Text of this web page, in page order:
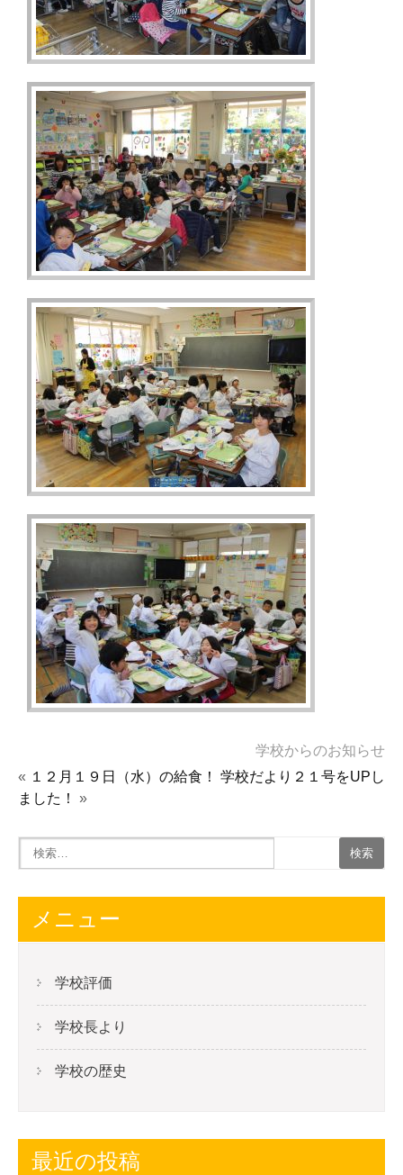
学校からのお知らせ
« １２月１９日（水）の給食！
学校だより２１号をUPし
ました！
»
メニュー
学校評価
学校長より
学校の歴史
最近の投稿